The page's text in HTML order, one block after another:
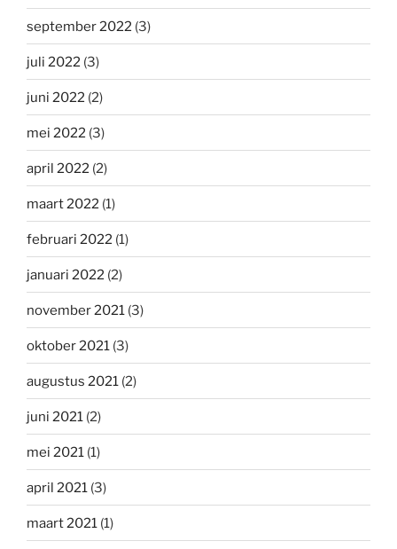
september 2022 (3)
juli 2022 (3)
juni 2022 (2)
mei 2022 (3)
april 2022 (2)
maart 2022 (1)
februari 2022 (1)
januari 2022 (2)
november 2021 (3)
oktober 2021 (3)
augustus 2021 (2)
juni 2021 (2)
mei 2021 (1)
april 2021 (3)
maart 2021 (1)